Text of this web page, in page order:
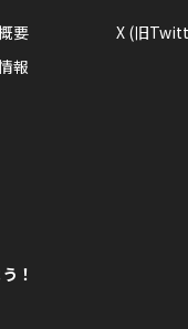
要
報
X (旧
！